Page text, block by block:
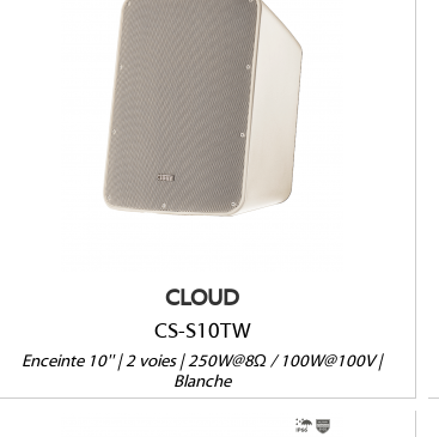
CLOUD
CS-S10TW
Enceinte 10'' | 2 voies | 250W@8Ω / 100W@100V |
Blanche
CS-S10TW
Version passive 8Ω/100V/70V
IP66 en option
Vendue à l'unité